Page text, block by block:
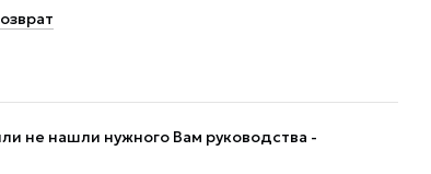
не нашли нужного Вам руководства -